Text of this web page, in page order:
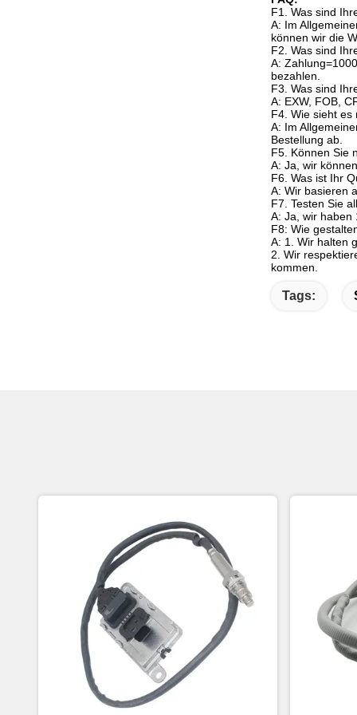
F1. Was sind
A: Im
können wir die
F2. Was sind
A:
bezahlen.
F3. Was sind
A: EXW, FOB,
F4. Wie sieht es
A: Im
Bestellung ab.
F5. Können Sie
A: Ja, wir
F6. Was ist Ihr
A: Wir basieren
F7. Testen Sie
A: Ja, wir haben
F8: Wie
A: 1. Wir halten
2. Wir
kommen.
Tags: